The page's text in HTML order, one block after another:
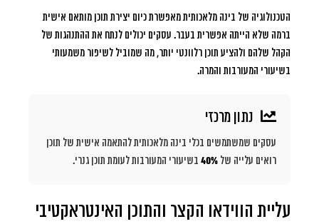
הטכנולוגיה של בינה מלאכותית מאפשרת כיום יצירת תוכן מותאם אישית
ברמה שלא הייתה אפשרית בעבר. עסקים יכולים לנתח את ההתנהגות של
הקהל שלהם ולהציע תוכן רלוונטי יותר, מה שמוביל לשיפור משמעותי
בשיעורי המעורבות והמרה.
נתון מרכזי
עסקים שמשתמשים בכלי בינה מלאכותית להתאמה אישית של תוכן
רואים עלייה של 40% בשיעורי המעורבות לעומת תוכן גנרי.
עליית הווידאו הקצר והתוכן האינטראקטיבי